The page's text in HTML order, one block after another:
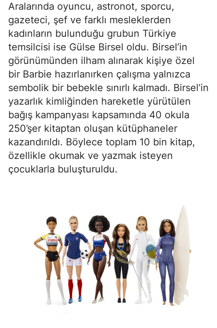
Aralarında oyuncu, astronot, sporcu,
gazeteci, şef ve farklı mesleklerden
kadınların bulunduğu grubun Türkiye
temsilcisi ise Gülse Birsel oldu. Birsel’in
görünümünden ilham alınarak kişiye özel
bir Barbie hazırlanırken çalışma yalnızca
sembolik bir bebekle sınırlı kalmadı. Birsel’in
yazarlık kimliğinden hareketle yürütülen
bağış kampanyası kapsamında 40 okula
250’şer kitaptan oluşan kütüphaneler
kazandırıldı. Böylece toplam 10 bin kitap,
özellikle okumak ve yazmak isteyen
çocuklarla buluşturuldu.